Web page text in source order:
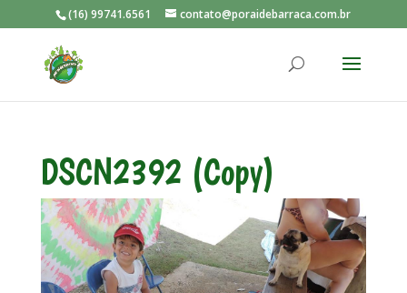
(16) 99741.6561 contato@poraidebarraca.com.br
DSCN2392 (Copy)